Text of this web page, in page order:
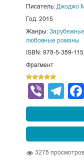
Писатель: Джоджо
Год: 2015
Жанры:
любовные романы
ISBN: 978-5-389-
Фрагмент
Viber
3278 просмотров